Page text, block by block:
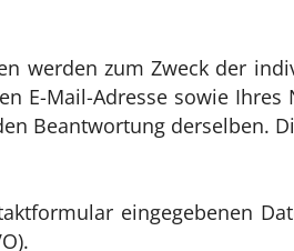
werden zum Zweck der
E-Mail-Adresse sowie
Beantwortung derselben.
eingegebenen